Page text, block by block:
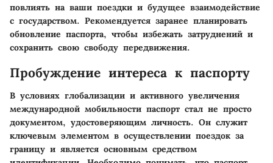
повлиять на ваши поездки и будущее взаимодействие
с государством. Рекомендуется заранее планировать
обновление паспорта, чтобы избежать затруднений и
сохранить свою свободу передвижения.
Пробуждение интереса к паспорту
В условиях глобализации и активного увеличения
международной мобильности паспорт стал не просто
документом, удостоверяющим личность. Он служит
ключевым элементом в осуществлении поездок за
границу и является основным средством